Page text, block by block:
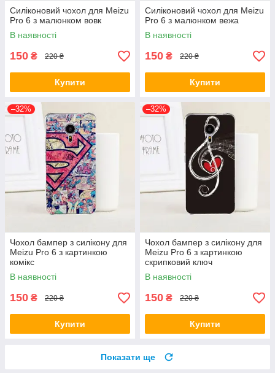
Силіконовий чохол для Meizu
Pro 6 з малюнком вовк
В наявності
150 ₴ 220 ₴
Купити
Силіконовий чохол для Meizu
Pro 6 з малюнком вежа
В наявності
150 ₴ 220 ₴
Купити
–32%
Чохол бампер з силікону для
Meizu Pro 6 з картинкою
комікс
В наявності
150 ₴ 220 ₴
Купити
–32%
Чохол бампер з силікону для
Meizu Pro 6 з картинкою
скрипковий ключ
В наявності
150 ₴ 220 ₴
Купити
Показати ще